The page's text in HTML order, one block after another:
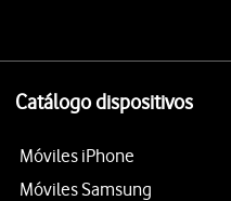
Catálogo dispositivos
Móviles iPhone
Móviles Samsung